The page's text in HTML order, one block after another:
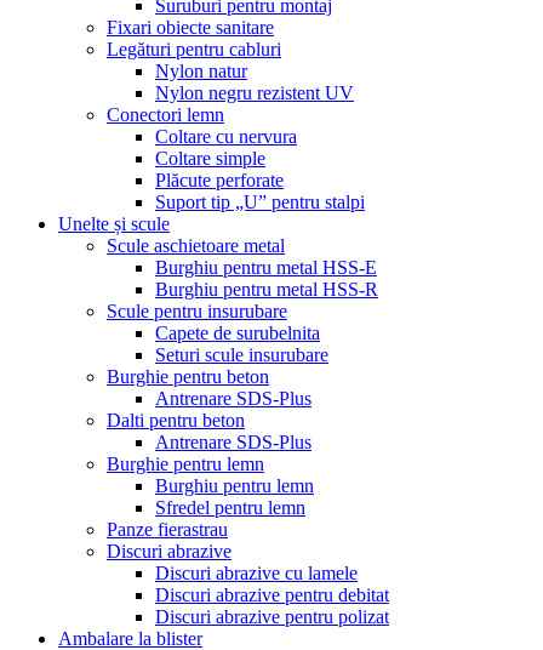
Suruburi pentru montaj
Fixari obiecte sanitare
Legături pentru cabluri
Nylon natur
Nylon negru rezistent UV
Conectori lemn
Coltare cu nervura
Coltare simple
Plăcute perforate
Suport tip „U” pentru stalpi
Unelte și scule
Scule aschietoare metal
Burghiu pentru metal HSS-E
Burghiu pentru metal HSS-R
Scule pentru insurubare
Capete de surubelnita
Seturi scule insurubare
Burghie pentru beton
Antrenare SDS-Plus
Dalti pentru beton
Antrenare SDS-Plus
Burghie pentru lemn
Burghiu pentru lemn
Sfredel pentru lemn
Panze fierastrau
Discuri abrazive
Discuri abrazive cu lamele
Discuri abrazive pentru debitat
Discuri abrazive pentru polizat
Ambalare la blister